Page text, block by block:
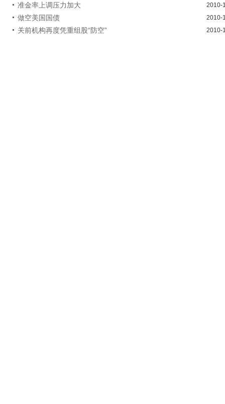
准金率上调压力加大 2010-
做空美国国债 2010-
关前机构再度凭重组股“防空” 2010-